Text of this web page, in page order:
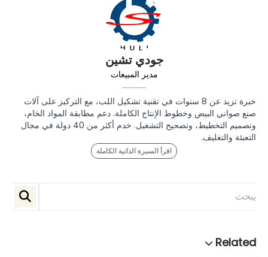
جودي تشين
مدير المبيعات
خبرة تزيد عن 8 سنوات في تقنية تشكيل اللب، مع التركيز على آلات
صنع صواني البيض وخطوط الإنتاج الكاملة. دعم مطابقة المواد الخام،
وتصميم التخطيط، وتصحيح التشغيل. خدم أكثر من 40 دولة في مجال
التعبئة والتغليف.
اقرأ السيرة الذاتية الكاملة